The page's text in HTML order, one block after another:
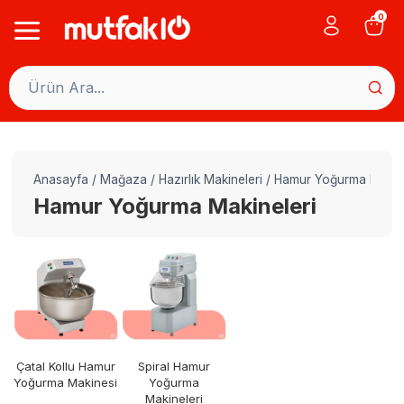
0
Anasayfa / Mağaza / Hazırlık Makineleri / Hamur Yoğurma
Hamur Yoğurma Makineleri
Çatal Kollu Hamur
Yoğurma Makinesi
Spiral Hamur
Yoğurma
Makineleri